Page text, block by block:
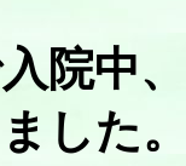
院中
した